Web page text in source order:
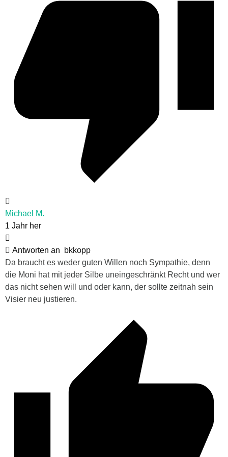
Michael M.
1 Jahr her
Antworten an
bkkopp
Da braucht es weder guten Willen noch Sympathie, denn
die Moni hat mit jeder Silbe uneingeschränkt Recht und wer
das nicht sehen will und oder kann, der sollte zeitnah sein
Visier neu justieren.